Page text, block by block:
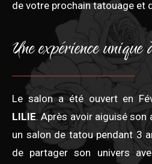
de votre prochain tatouage et
Une expérience
Le salon a été ouvert en
LILIE. Après avoir aiguisé son
un salon de tatou pendant 3
de partager son univers